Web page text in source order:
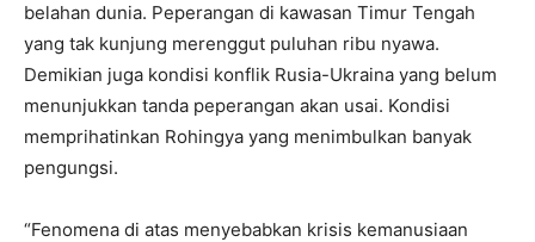
belahan dunia. Peperangan di kawasan Timur Tengah
yang tak kunjung merenggut puluhan ribu nyawa.
Demikian juga kondisi konflik Rusia-Ukraina yang belum
menunjukkan tanda peperangan akan usai. Kondisi
memprihatinkan Rohingya yang menimbulkan banyak
pengungsi.
“Fenomena di atas menyebabkan krisis kemanusiaan